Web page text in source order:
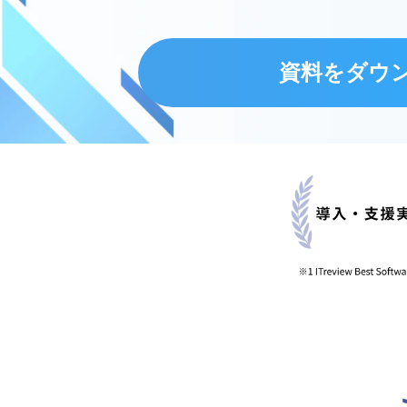
資料をダウ